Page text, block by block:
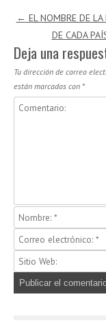
Navegación de entradas
← EL NOMBRE DE LA
DE CADA
Deja una
Tu dirección de correo
están marcados con *